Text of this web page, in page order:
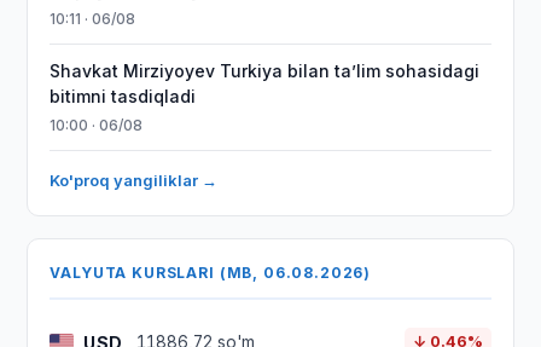
10:11 · 06/08
Shavkat Mirziyoyev Turkiya bilan taʼlim sohasidagi
bitimni tasdiqladi
10:00 · 06/08
Ko'proq yangiliklar →
VALYUTA KURSLARI (MB, 06.08.2026)
USD 11886,72 so'm ↓ 0.46%